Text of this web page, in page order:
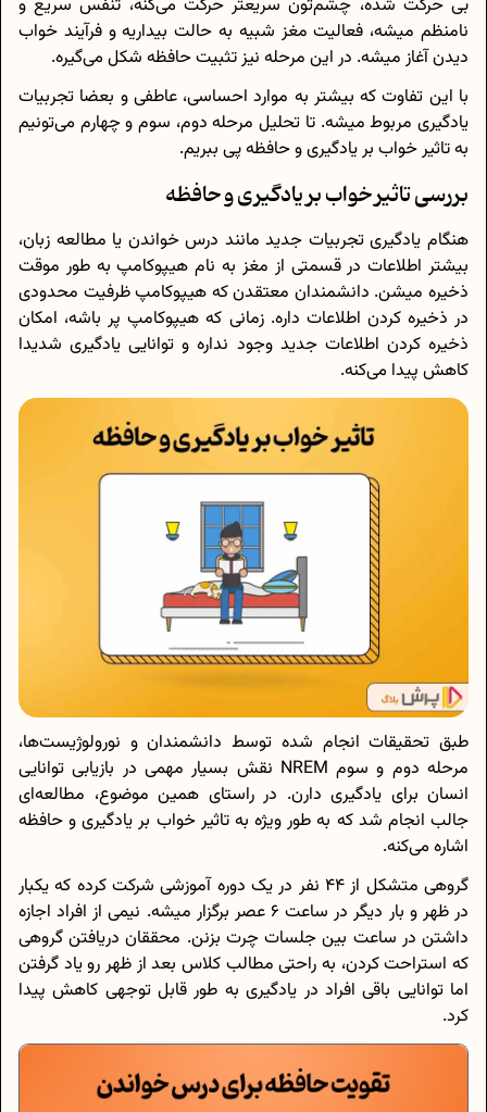
بی حرکت شده، چشم‌تون سریعتر حرکت می‌کنه، تنفس سریع و
نامنظم میشه، فعالیت مغز شبیه به حالت بیداریه و فرآیند خواب
دیدن آغاز میشه. در این مرحله نیز تثبیت حافظه شکل می‌گیره.
با این تفاوت که بیشتر به موارد احساسی، عاطفی و بعضا تجربیات
یادگیری مربوط میشه. تا تحلیل مرحله دوم، سوم و چهارم می‌تونیم
به تاثیر خواب بر یادگیری و حافظه پی ببریم.
بررسی تاثیر خواب بر یادگیری و حافظه
هنگام یادگیری تجربیات جدید مانند درس خواندن یا مطالعه زبان،
بیشتر اطلاعات در قسمتی از مغز به نام هیپوکامپ به طور موقت
ذخیره میشن. دانشمندان معتقدن که هیپوکامپ ظرفیت محدودی
در ذخیره کردن اطلاعات داره. زمانی که هیپوکامپ پر باشه، امکان
ذخیره کردن اطلاعات جدید وجود نداره و توانایی یادگیری شدیدا
کاهش پیدا می‌کنه.
طبق تحقیقات انجام شده توسط دانشمندان و نورولوژیست‌ها،
مرحله دوم و سوم NREM نقش بسیار مهمی در بازیابی توانایی
انسان برای یادگیری دارن. در راستای همین موضوع، مطالعه‌ای
جالب انجام شد که به طور ویژه به تاثیر خواب بر یادگیری و حافظه
اشاره می‌کنه.
گروهی متشکل از 44 نفر در یک دوره آموزشی شرکت کرده که یکبار
در ظهر و بار دیگر در ساعت 6 عصر برگزار میشه. نیمی از افراد اجازه
داشتن در ساعت بین جلسات چرت بزنن. محققان دریافتن گروهی
که استراحت کردن، به راحتی مطالب کلاس بعد از ظهر رو یاد گرفتن
اما توانایی باقی افراد در یادگیری به طور قابل توجهی کاهش پیدا
کرد.